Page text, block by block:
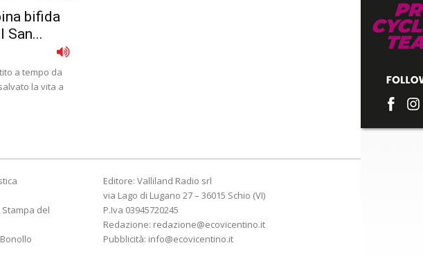
bifida
San...
a tempo da
la vita a
del
Editore: Valliland Radio srl
via Lago di Lugano 27 – 36015 Schio (VI)
P.Iva 03945720245
Redazione: redazione@ecovicentino.it
Pubblicità: info@ecovicentino.it